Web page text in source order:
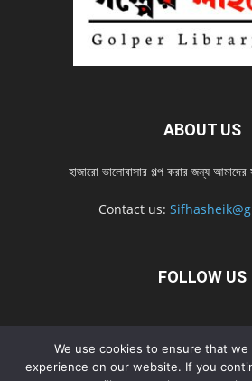
ABOUT US
হাজারো ভালোবাসার গল্প করার জন্য
Contact us:
FOLLOW US
Home Contact us Privacy Policy
Home – mobile
নতুন সব গল্প নতুন সব গল্প –
We use cookies to ensure that
experience on our website. If you